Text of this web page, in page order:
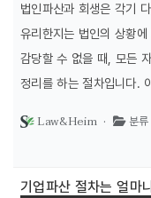
법인파산과 회생은 각기
유리한지는 법인의 상황
감당할 수 없을 때, 모든
정리를 하는 절차입니다.
Law&Heim · 분류
기업파산 절차는 얼마